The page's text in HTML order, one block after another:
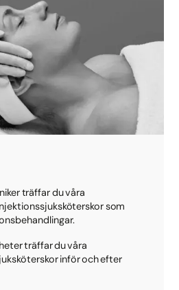
träffar du våra
som
träffar du våra
inför och efter